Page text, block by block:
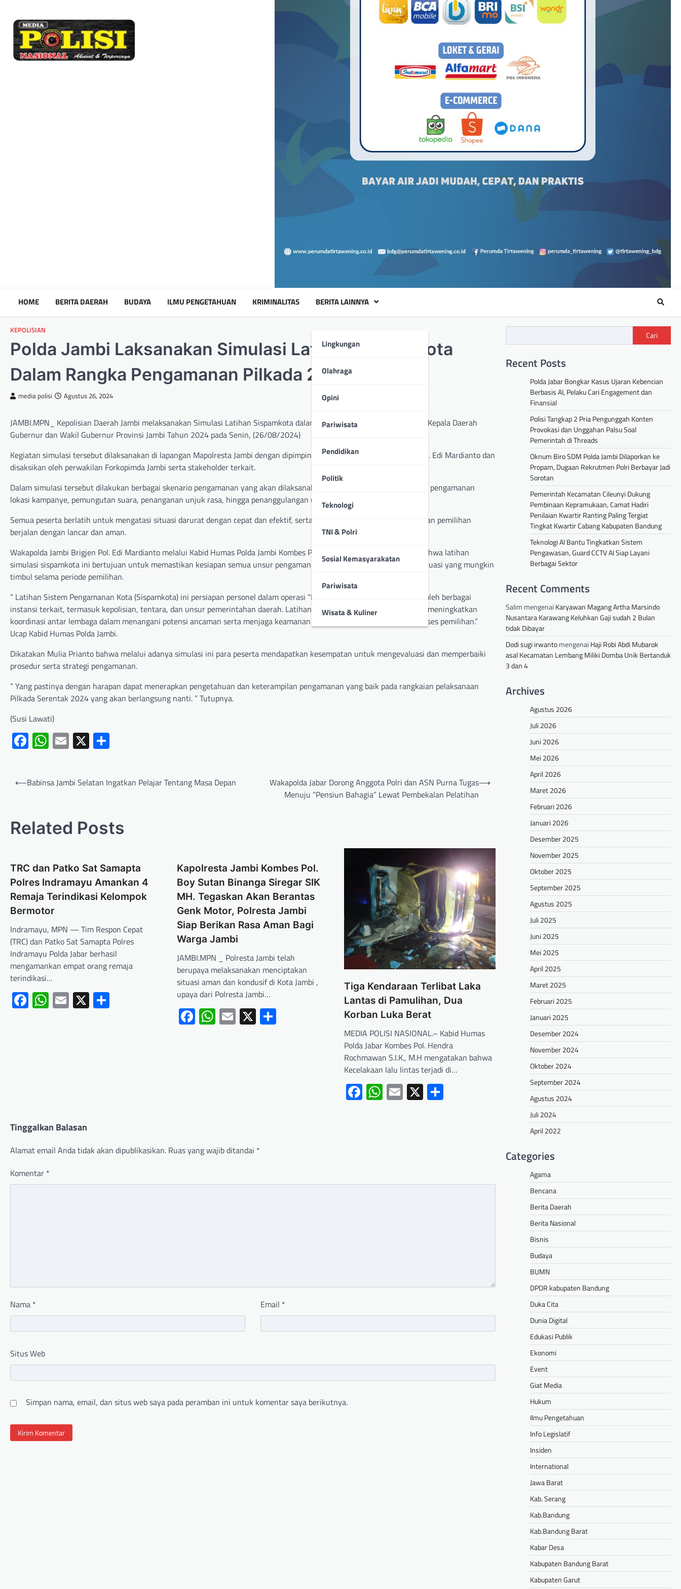
HOME BERITA DAERAH BUDAYA ILMU PENGETAHUAN KRIMINALITAS BERITA LAINNYA
Lingkungan
Olahraga
Opini
Pariwisata
Pendidikan
Politik
Teknologi
TNI & Polri
Sosial Kemasyarakatan
Pariwisata
Wisata & Kuliner
KEPOLISIAN
Polda Jambi Laksanakan Simulasi Latihan Sispamkota
Dalam Rangka Pengamanan Pilkada 2024
media polisi Agustus 26, 2024
JAMBI.MPN_ Kepolisian Daerah Jambi melaksanakan Simulasi Latihan Sispamkota dalam rangka Pengamanan Pemilihan Kepala Daerah
Gubernur dan Wakil Gubernur Provinsi Jambi Tahun 2024 pada Senin, (26/08/2024)
Kegiatan simulasi tersebut dilaksanakan di lapangan Mapolresta Jambi dengan dipimpin oleh Wakapolda Jambi Brigjen Pol. Edi Mardianto dan
disaksikan oleh perwakilan Forkopimda Jambi serta stakeholder terkait.
Dalam simulasi tersebut dilakukan berbagai skenario pengamanan yang akan dilaksanakan nanti dilapangan. Dimulai dari pengamanan
lokasi kampanye, pemungutan suara, penanganan unjuk rasa, hingga penanggulangan unras anarkis dan ancaman teror.
Semua peserta berlatih untuk mengatasi situasi darurat dengan cepat dan efektif, serta memastikan bahwa setiap tahapan pemilihan
berjalan dengan lancar dan aman.
Wakapolda Jambi Brigjen Pol. Edi Mardianto melalui Kabid Humas Polda Jambi Kombes Pol. Mulia Prianto menyebutkan bahwa latihan
simulasi sispamkota ini bertujuan untuk memastikan kesiapan semua unsur pengamanan dalam menghadapi berbagai situasi yang mungkin
timbul selama periode pemilihan.
” Latihan Sistem Pengamanan Kota (Sispamkota) ini persiapan personel dalam operasi “Mantap Praja 2024.” yang diikuti oleh berbagai
instansi terkait, termasuk kepolisian, tentara, dan unsur pemerintahan daerah. Latihan ini dirancang untuk menguji dan meningkatkan
koordinasi antar lembaga dalam menangani potensi ancaman serta menjaga keamanan dan ketertiban umum selama proses pemilihan.”
Ucap Kabid Humas Polda Jambi.
Dikatakan Mulia Prianto bahwa melalui adanya simulasi ini para peserta mendapatkan kesempatan untuk mengevaluasi dan memperbaiki
prosedur serta strategi pengamanan.
” Yang pastinya dengan harapan dapat menerapkan pengetahuan dan keterampilan pengamanan yang baik pada rangkaian pelaksanaan
Pilkada Serentak 2024 yang akan berlangsung nanti. ” Tutupnya.
(Susi Lawati)
Facebook
WhatsApp
Email
X
⟵Babinsa Jambi Selatan Ingatkan Pelajar Tentang Masa Depan
Wakapolda Jabar Dorong Anggota Polri dan ASN Purna Tugas
Menuju “Pensiun Bahagia” Lewat Pembekalan Pelatihan
⟶
Related Posts
TRC dan Patko Sat Samapta
Polres Indramayu Amankan 4
Remaja Terindikasi Kelompok
Bermotor
Indramayu, MPN — Tim Respon Cepat
(TRC) dan Patko Sat Samapta Polres
Indramayu Polda Jabar berhasil
mengamankan empat orang remaja
terindikasi…
Facebook
WhatsApp
Email
X
Kapolresta Jambi Kombes Pol.
Boy Sutan Binanga Siregar SIK
MH. Tegaskan Akan Berantas
Genk Motor, Polresta Jambi
Siap Berikan Rasa Aman Bagi
Warga Jambi
JAMBI.MPN _ Polresta Jambi telah
berupaya melaksanakan menciptakan
situasi aman dan kondusif di Kota Jambi ,
upaya dari Polresta Jambi…
Facebook
WhatsApp
Email
X
Tiga Kendaraan Terlibat Laka
Lantas di Pamulihan, Dua
Korban Luka Berat
MEDIA POLISI NASIONAL.– Kabid Humas
Polda Jabar Kombes Pol. Hendra
Rochmawan S.I.K., M.H mengatakan bahwa
Kecelakaan lalu lintas terjadi di…
Facebook
WhatsApp
Email
X Share
Tinggalkan Balasan
Alamat email Anda tidak akan dipublikasikan. Ruas yang wajib ditandai *
Komentar *
Nama * Email *
Situs Web
Simpan nama, email, dan situs web saya pada peramban ini untuk komentar saya berikutnya.
Cari
Recent Posts
Polda Jabar Bongkar Kasus Ujaran Kebencian
Berbasis AI, Pelaku Cari Engagement dan
Finansial
Polisi Tangkap 2 Pria Pengunggah Konten
Provokasi dan Unggahan Palsu Soal
Pemerintah di Threads
Oknum Biro SDM Polda Jambi Dilaporkan ke
Propam, Dugaan Rekrutmen Polri Berbayar Jadi
Sorotan
Pemerintah Kecamatan Cileunyi Dukung
Pembinaan Kepramukaan, Camat Hadiri
Penilaian Kwartir Ranting Paling Tergiat
Tingkat Kwartir Cabang Kabupaten Bandung
Teknologi AI Bantu Tingkatkan Sistem
Pengawasan, Guard CCTV AI Siap Layani
Berbagai Sektor
Recent Comments
Salim mengenai Karyawan Magang Artha Marsindo
Nusantara Karawang Keluhkan Gaji sudah 2 Bulan
tidak Dibayar
Dodi sugi irwantomengenai Haji Robi Abdi Mubarok
asal Kecamatan Lembang Miliki Domba Unik Bertanduk
3 dan 4
Archives
Agustus 2026
Juli 2026
Juni 2026
Mei 2026
April 2026
Maret 2026
Februari 2026
Januari 2026
Desember 2025
November 2025
Oktober 2025
September 2025
Agustus 2025
Juli 2025
Juni 2025
Mei 2025
April 2025
Maret 2025
Februari 2025
Januari 2025
Desember 2024
November 2024
Oktober 2024
September 2024
Agustus 2024
Juli 2024
April 2022
Categories
Agama
Bencana
Berita Daerah
Berita Nasional
Bisnis
Budaya
BUMN
DPDR kabupaten Bandung
Duka Cita
Dunia Digital
Edukasi Publik
Ekonomi
Event
Giat Media
Hukum
Ilmu Pengetahuan
Info Legislatif
Insiden
International
Jawa Barat
Kab. Serang
Kab.Bandung
Kab.Bandung Barat
Kabar Desa
Kabupaten Bandung Barat
Kabupaten Garut